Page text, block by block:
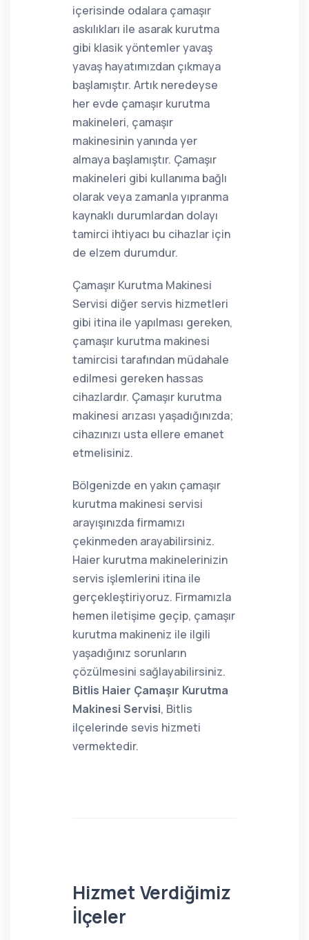
içerisinde odalara çamaşır
askılıkları ile asarak kurutma
gibi klasik yöntemler yavaş
yavaş hayatımızdan çıkmaya
başlamıştır. Artık neredeyse
her evde çamaşır kurutma
makineleri, çamaşır
makinesinin yanında yer
almaya başlamıştır. Çamaşır
makineleri gibi kullanıma bağlı
olarak veya zamanla yıpranma
kaynaklı durumlardan dolayı
tamirci ihtiyacı bu cihazlar için
de elzem durumdur.
Çamaşır Kurutma Makinesi
Servisi diğer servis hizmetleri
gibi itina ile yapılması gereken,
çamaşır kurutma makinesi
tamircisi tarafından müdahale
edilmesi gereken hassas
cihazlardır. Çamaşır kurutma
makinesi arızası yaşadığınızda;
cihazınızı usta ellere emanet
etmelisiniz.
Bölgenizde en yakın çamaşır
kurutma makinesi servisi
arayışınızda firmamızı
çekinmeden arayabilirsiniz.
Haier kurutma makinelerinizin
servis işlemlerini itina ile
gerçekleştiriyoruz. Firmamızla
hemen iletişime geçip, çamaşır
kurutma makineniz ile ilgili
yaşadığınız sorunların
çözülmesini sağlayabilirsiniz.
Bitlis Haier Çamaşır Kurutma
Makinesi Servisi, Bitlis
ilçelerinde sevis hizmeti
vermektedir.
Hizmet Verdiğimiz
İlçeler